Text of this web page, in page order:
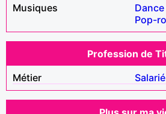
Musiques
Dance
Pop-
Profession de
Métier
Salarié